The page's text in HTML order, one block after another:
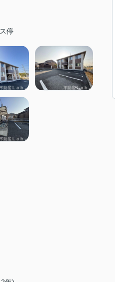
停